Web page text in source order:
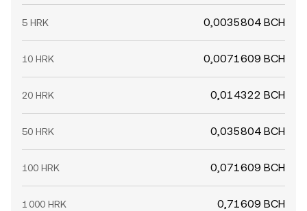
5 HRK 0,0035804 BCH
10 HRK 0,0071609 BCH
20 HRK 0,014322 BCH
50 HRK 0,035804 BCH
100 HRK 0,071609 BCH
1 000 HRK 0,71609 BCH